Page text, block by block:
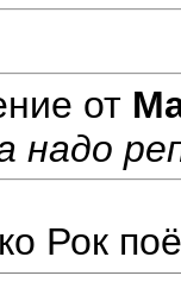
от
надо
Рок